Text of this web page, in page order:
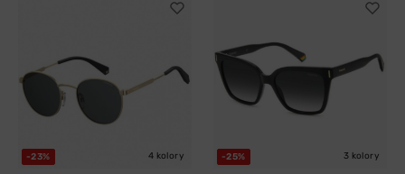
-23% 4 kolory -25% 3 kolory